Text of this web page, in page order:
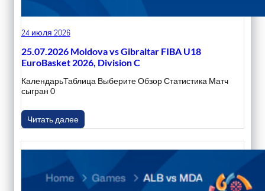
24 июля 2026
25.07.2026 Moldova vs Gibraltar FIBA U18
EuroBasket 2026, Division C
КалендарьТаблица Выберите Обзор Статистика Матч
сыгран 0
Читать далее